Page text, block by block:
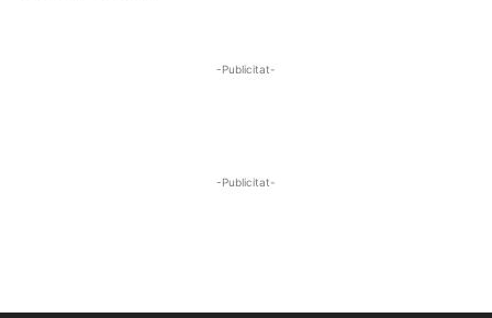
-Publicitat-
-Publicitat-